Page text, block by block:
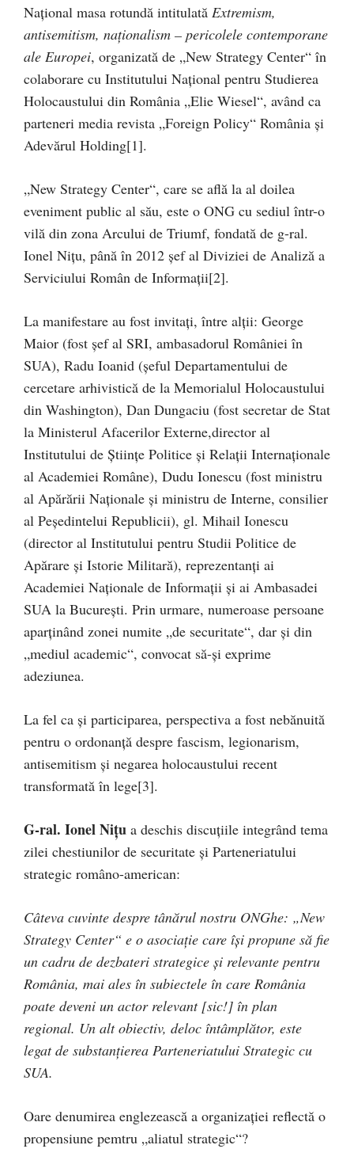
Național masa rotundă intitulată Extremism,
antisemitism, naţionalism – pericolele contemporane
ale Europei, organizată de „New Strategy Center“ în
colaborare cu Institutului Naţional pentru Studierea
Holocaustului din România „Elie Wiesel“, având ca
parteneri media revista „Foreign Policy“ România şi
Adevărul Holding[1].
„New Strategy Center“, care se află la al doilea
eveniment public al său, este o ONG cu sediul într-o
vilă din zona Arcului de Triumf, fondată de g-ral.
Ionel Niţu, până în 2012 şef al Diviziei de Analiză a
Serviciului Român de Informații[2].
La manifestare au fost invitați, între alții: George
Maior (fost șef al SRI, ambasadorul României în
SUA), Radu Ioanid (șeful Departamentului de
cercetare arhivistică de la Memorialul Holocaustului
din Washington), Dan Dungaciu (fost secretar de Stat
la Ministerul Afacerilor Externe,director al
Institutului de Științe Politice și Relații Internaționale
al Academiei Române), Dudu Ionescu (fost ministru
al Apărării Naționale și ministru de Interne, consilier
al Peședintelui Republicii), gl. Mihail Ionescu
(director al Institutului pentru Studii Politice de
Apărare şi Istorie Militară), reprezentanți ai
Academiei Naționale de Informații și ai Ambasadei
SUA la București. Prin urmare, numeroase persoane
aparținând zonei numite „de securitate“, dar și din
„mediul academic“, convocat să-și exprime
adeziunea.
La fel ca și participarea, perspectiva a fost nebănuită
pentru o ordonanță despre fascism, legionarism,
antisemitism și negarea holocaustului recent
transformată în lege[3].
G-ral. Ionel Niţu a deschis discuțiile integrând tema
zilei chestiunilor de securitate și Parteneriatului
strategic româno-american:
Câteva cuvinte despre tânărul nostru ONGhe: „New
Strategy Center“ e o asociație care își propune să fie
un cadru de dezbateri strategice și relevante pentru
România, mai ales în subiectele în care România
poate deveni un actor relevant [sic!] în plan
regional. Un alt obiectiv, deloc întâmplător, este
legat de substanțierea Parteneriatului Strategic cu
SUA.
Oare denumirea englezească a organizației reflectă o
propensiune pemtru „aliatul strategic“?